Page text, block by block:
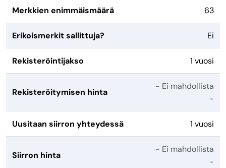
Merkkien enimmäismäärä 63
Erikoismerkit sallittuja? Ei
Rekisteröintijakso 1 vuosi
Rekisteröitymisen hinta
- Ei mahdollista
-
Uusitaan siirron yhteydessä 1 vuosi
Siirron hinta
- Ei mahdollista
-